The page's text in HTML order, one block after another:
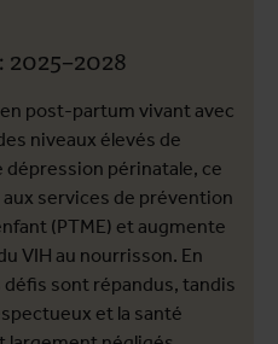
2025–2028
post-partum vivant avec
niveaux élevés de
périnatale, ce
services de prévention
(PTME) et augmente
VIH au nourrisson. En
sont répandus, tandis
et la santé